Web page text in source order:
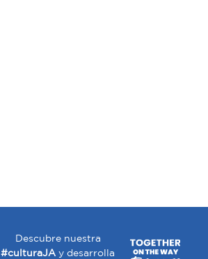
Descubre nuestra
#culturaJA y desarrolla